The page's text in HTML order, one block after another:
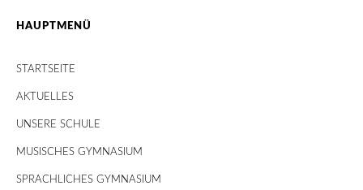
HAUPTMENÜ
STARTSEITE
AKTUELLES
UNSERE SCHULE
MUSISCHES GYMNASIUM
SPRACHLICHES GYMNASIUM